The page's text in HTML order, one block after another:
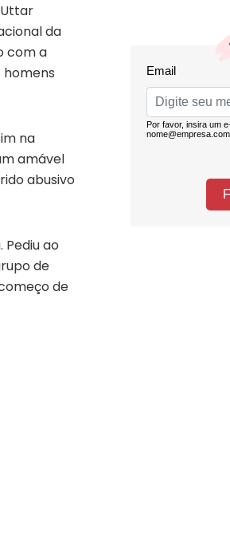
da
com a
homens
na
amável
abusivo
ao
de
de